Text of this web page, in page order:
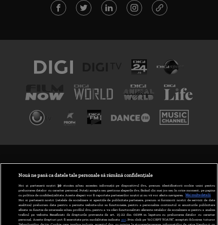
ABONARE DIGI TV
GESTIONAȚI PREFERINȚELE
CODUL DIGI24
Nouă ne pasă ca datele tale personale să rămână confidențiale
Noi și partenerii noștri 30stocăm și/sau accesăm informații pe dispozitivul dvs., precum identificatorii cookie unici pentru
prelucrarea datelor cu caracter personal. Puteți accepta sau gestiona alegerile dvs. făcând clic mai jos sau în orice moment, pe pagina
cu politica de confidențialitate. Aceste alegeri vor fi raportate partenerilor noștri și nu vă vor afecta navigarea.
Mai multe detalii
Noi si partenerii nostri (retelele de socializare si agentiile de publicitate partenere, precum si furnizorii nostri de servicii de date
analitice) prelucram date pentru a permite website-ului sa functioneze, pentru a personaliza continutul si anunturile publicitare
afisate in functie de interesele si/sau profilul dvs., pentru a va oferi functionalitati aferente retelelor de socializare si pentru a analiza
traficul pe website. Beneficiati de drepturile prevazute de art. 15-22 din GDPR in legatura cu prelucrarea datelor cu caracter
personal. Aceste drepturi pot fi exercitate prin modalitatea indicata aici. Prin click pe “ACCEPT TOATE”, acceptati folosirea tuturor